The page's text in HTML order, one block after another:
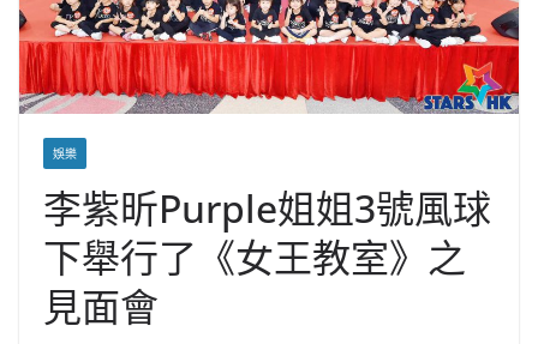
娛樂
李紫昕Purple姐姐3號風球
下舉行了《女王教室》之
見面會